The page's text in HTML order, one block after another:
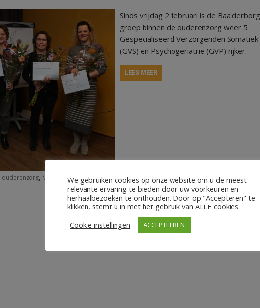
Sinds vrijdag 2 februari is de Baalderborg
groep binnen de ouderenzorg weer 5
Gespecialiseerd Verzorgenden Somatiek
(GVS) en Psychogeriatrie (GVP) rijker.
LEES MEER
ouderenzorg, VerzorgendenWe gebruiken cookies op onze website om u de meest
relevante ervaring te bieden door uw voorkeuren en
herhaalbezoeken te onthouden. Door op "Accepteren" te
klikken, stemt u in met het gebruik van ALLE cookies.
Cookie instellingen
ACCEPTEEREN